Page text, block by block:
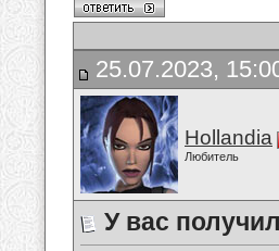
25.07.2023,
Hollandia
Любитель
У вас